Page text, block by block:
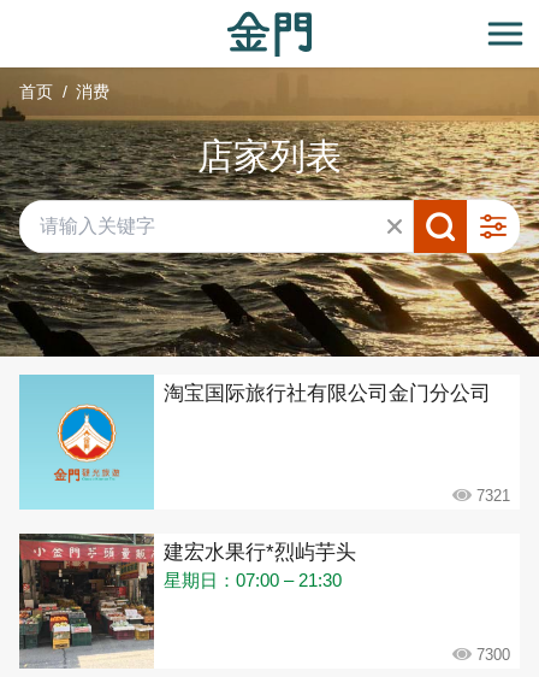
主
要
内
容
区
块
开
首页 消费
店家列表
共有 432 间店家
淘宝国际旅行社有限公司金门分公司
7321
建宏水果行*烈屿芋头
星期日：07:00 – 21:30
7300